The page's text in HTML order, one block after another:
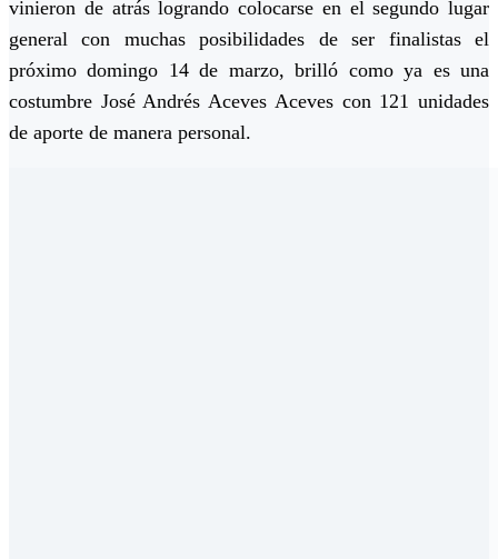
vinieron de atrás logrando colocarse en el segundo lugar
general con muchas posibilidades de ser finalistas el
próximo domingo 14 de marzo, brilló como ya es una
costumbre José Andrés Aceves Aceves con 121 unidades
de aporte de manera personal.